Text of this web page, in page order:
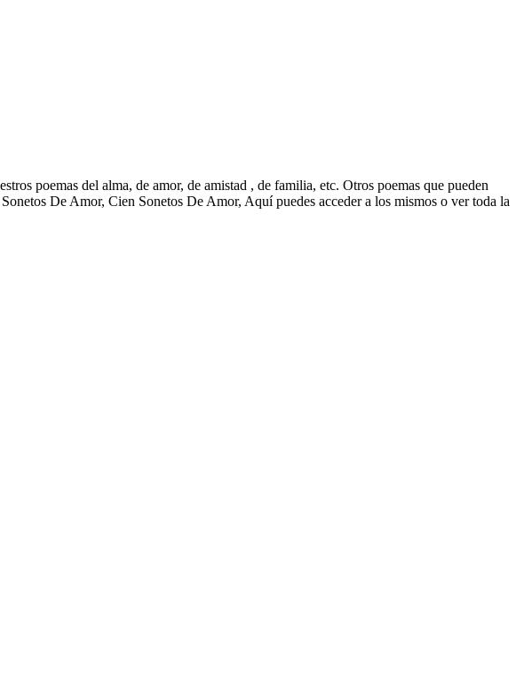
poemas del alma, de amor, de amistad , de familia, etc. Otros poemas que pueden
De Amor, Cien Sonetos De Amor, Aquí puedes acceder a los mismos o ver toda la